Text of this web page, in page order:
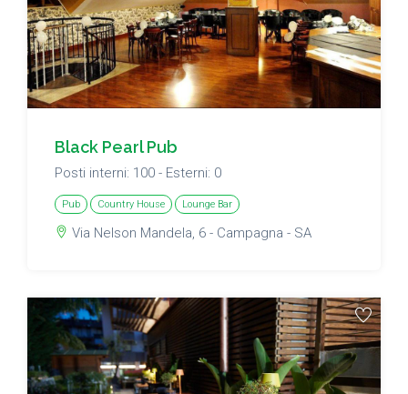
Black Pearl Pub
Posti interni: 100 - Esterni: 0
Pub Country House Lounge Bar
Via Nelson Mandela, 6 - Campagna - SA